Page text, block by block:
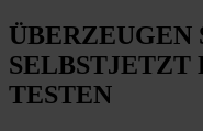
ÜBERZEUGEN
SELBSTJETZT
TESTEN